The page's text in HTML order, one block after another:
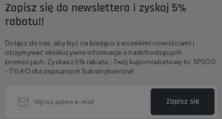
Zapisz się do newslettera i zyskaj 5%
rabatu!!
Dołącz do nas, aby być na bieżąco z wszelkimi nowościami i
otrzymywać ekskluzywne informacje o nadchodzących
promocjach. Zyskasz 5% rabatu - Twój kupon rabatowy to: SP500
- TYLKO dla zapisanych Subskrybentów!
Zapisz się